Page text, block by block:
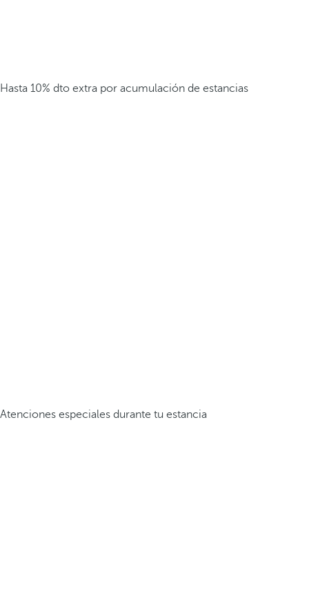
Hasta 10% dto extra por acumulación de estancias
Atenciones especiales durante tu estancia